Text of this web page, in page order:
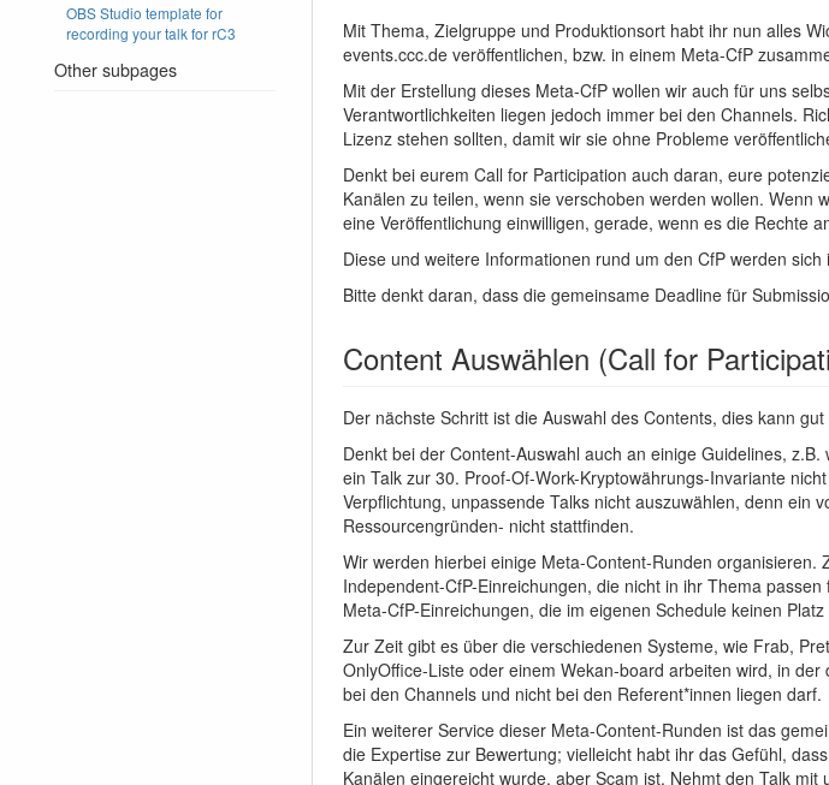
OBS Studio template for
recording your talk for rC3
Other subpages
Mit Thema, Zielgruppe und Produktionsort habt ihr nun alles
events.ccc.de veröffentlichen, bzw. in einem Meta-CfP
Mit der Erstellung dieses Meta-CfP wollen wir auch für uns
Verantwortlichkeiten liegen jedoch immer bei den Channels.
Lizenz stehen sollten, damit wir sie ohne Probleme
Denkt bei eurem Call for Participation auch daran, eure
Kanälen zu teilen, wenn sie verschoben werden wollen.
eine Veröffentlichung einwilligen, gerade, wenn es die Rechte
Diese und weitere Informationen rund um den CfP werden
Bitte denkt daran, dass die gemeinsame Deadline für
Content Auswählen (Call for
Der nächste Schritt ist die Auswahl des Contents, dies kann
Denkt bei der Content-Auswahl auch an einige Guidelines,
ein Talk zur 30. Proof-Of-Work-Kryptowährungs-Invariante
Verpflichtung, unpassende Talks nicht auszuwählen, denn ein
Ressourcengründen- nicht stattfinden.
Wir werden hierbei einige Meta-Content-Runden organisieren.
Independent-CfP-Einreichungen, die nicht in ihr Thema
Meta-CfP-Einreichungen, die im eigenen Schedule keinen
Zur Zeit gibt es über die verschiedenen Systeme, wie Frab,
OnlyOffice-Liste oder einem Wekan-board arbeiten wird, in
bei den Channels und nicht bei den Referent*innen liegen darf.
Ein weiterer Service dieser Meta-Content-Runden ist das
die Expertise zur Bewertung; vielleicht habt ihr das Gefühl,
Kanälen eingereicht wurde, aber Scam ist. Nehmt den Talk mit